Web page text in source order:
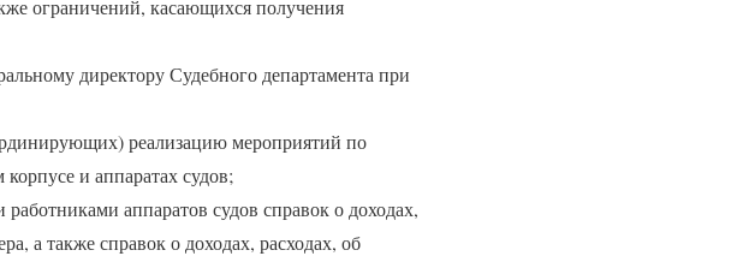
ограничений, касающихся получения
директору Судебного департамента при
реализацию мероприятий по
и аппаратах судов;
аппаратов судов справок о доходах,
а также справок о доходах, расходах, об